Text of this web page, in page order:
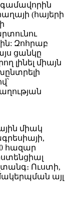
(հայերի
Զոհրաբ
ցանկը
լինել միայն
միակ
հազար
Ուստի,
այլ